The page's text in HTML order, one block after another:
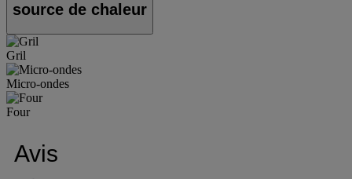
source de chaleur
Gril
Micro-ondes
Four